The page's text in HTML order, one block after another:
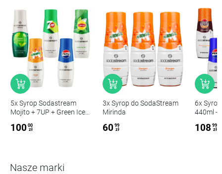
5x Syrop Sodastream
Mojito + 7UP + Green Ice
100 00
zł
3x Syrop do SodaStream
Mirinda
60 99
zł
6x
440ml - Pepsi, Pepsi Max
Schwap
108 99
zł
Nasze marki